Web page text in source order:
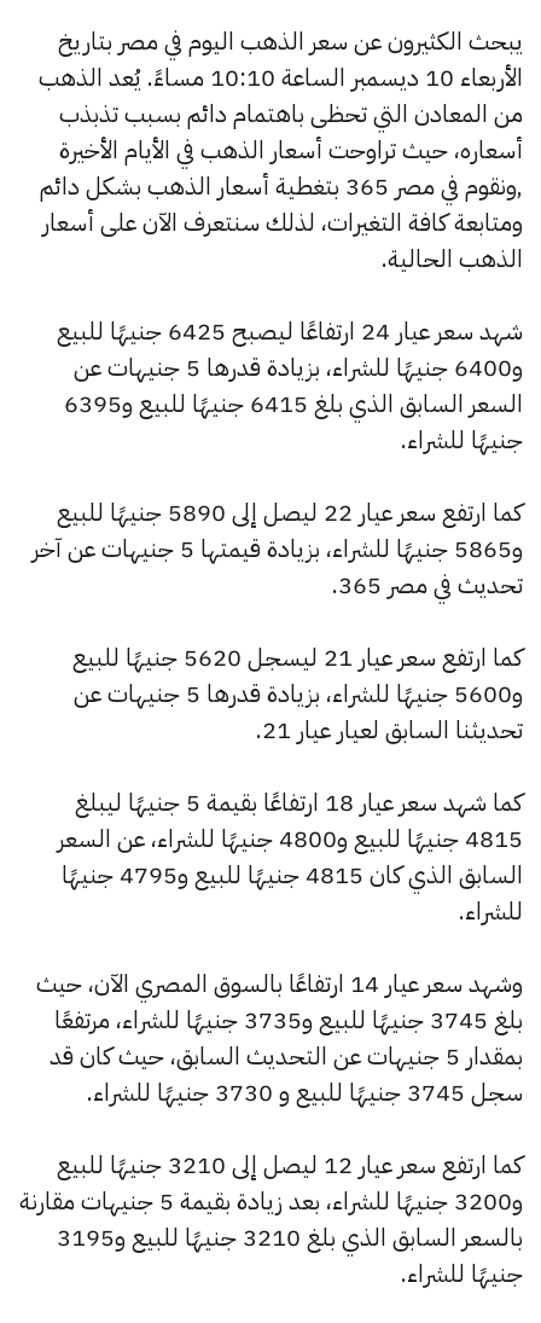
يبحث الكثيرون عن سعر الذهب اليوم في مصر بتاريخ
الأربعاء 10 ديسمبر الساعة 10:10 مساءً. يُعد الذهب
من المعادن التي تحظى باهتمام دائم بسبب تذبذب
أسعاره، حيث تراوحت أسعار الذهب في الأيام الأخيرة
,ونقوم في مصر 365 بتغطية أسعار الذهب بشكل دائم
ومتابعة كافة التغيرات، لذلك سنتعرف الآن على أسعار
الذهب الحالية.
شهد سعر عيار 24 ارتفاعًا ليصبح 6425 جنيهًا للبيع
و6400 جنيهًا للشراء، بزيادة قدرها 5 جنيهات عن
السعر السابق الذي بلغ 6415 جنيهًا للبيع و6395
جنيهًا للشراء.
كما ارتفع سعر عيار 22 ليصل إلى 5890 جنيهًا للبيع
و5865 جنيهًا للشراء، بزيادة قيمتها 5 جنيهات عن آخر
تحديث في مصر 365.
كما ارتفع سعر عيار 21 ليسجل 5620 جنيهًا للبيع
و5600 جنيهًا للشراء، بزيادة قدرها 5 جنيهات عن
تحديثنا السابق لعيار عيار 21.
كما شهد سعر عيار 18 ارتفاعًا بقيمة 5 جنيهًا ليبلغ
4815 جنيهًا للبيع و4800 جنيهًا للشراء، عن السعر
السابق الذي كان 4815 جنيهًا للبيع و4795 جنيهًا
للشراء.
وشهد سعر عيار 14 ارتفاعًا بالسوق المصري الآن، حيث
بلغ 3745 جنيهًا للبيع و3735 جنيهًا للشراء، مرتفعًا
بمقدار 5 جنيهات عن التحديث السابق، حيث كان قد
سجل 3745 جنيهًا للبيع و 3730 جنيهًا للشراء.
كما ارتفع سعر عيار 12 ليصل إلى 3210 جنيهًا للبيع
و3200 جنيهًا للشراء، بعد زيادة بقيمة 5 جنيهات مقارنة
بالسعر السابق الذي بلغ 3210 جنيهًا للبيع و3195
جنيهًا للشراء.